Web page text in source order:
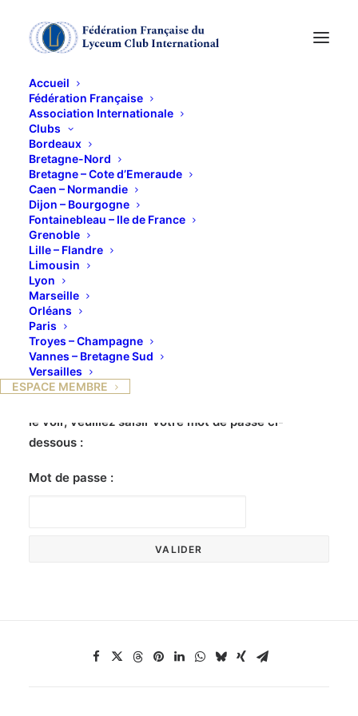
Accueil
Fédération Française
Association Internationale
Clubs
Bordeaux
Bretagne-Nord
Bretagne – Cote d’Emeraude
Caen – Normandie
Dijon – Bourgogne
Fontainebleau – Ile de France
Grenoble
Lille – Flandre
Limousin
Lyon
Marseille
Orléans
Paris
Troyes – Champagne
Vannes – Bretagne Sud
Versailles
ESPACE MEMBRE
"Etretat, par-delà les
falaises" au musée
des Beaux Arts de
Lyon
le voir, veuillez saisir votre mot de passe ci-
dessous :
Mot de passe :